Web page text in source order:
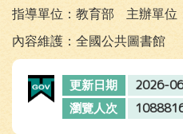
指導單位：教育部
主辦單位
內容維護：全國公共圖書館
更新日期 2026-
瀏覽人次